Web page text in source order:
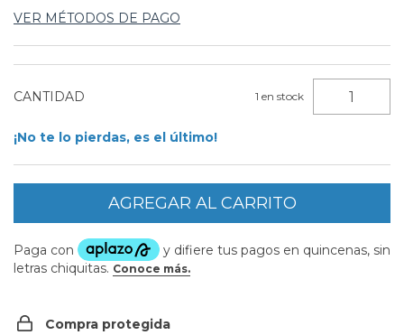
VER MÉTODOS DE PAGO
CANTIDAD 1 en stock
¡No te lo pierdas, es el último!
Compra protegida